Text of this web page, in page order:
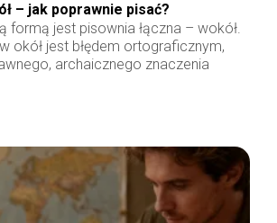
– jak poprawnie pisać?
formą jest pisownia łączna – wokół.
okół jest błędem ortograficznym,
archaicznego znaczenia